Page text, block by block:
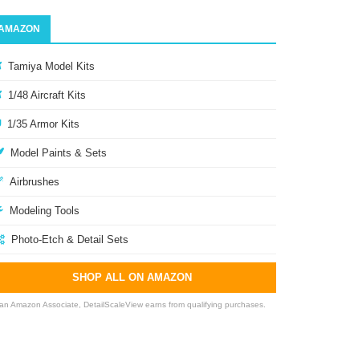
Tamiya Model Kits
1/48 Aircraft Kits
1/35 Armor Kits
Model Paints & Sets
Airbrushes
Modeling Tools
Photo-Etch & Detail Sets
SHOP ALL ON AMAZON
Amazon Associate, DetailScaleView earns from qualifying purchases.